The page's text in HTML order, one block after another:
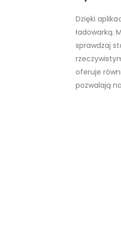
Dzięki
ładowarką.
sprawdzaj
oferuje
pozwalają